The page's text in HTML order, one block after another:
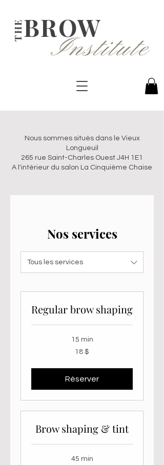
BROW
THE
Institute
Nous sommes situés dans le Vieux
Longueuil
265 rue Saint-Charles Ouest J4H 1E1
A l'intérieur du salon La Cinquième Chaise
Nos services
Tous les services
Regular brow shaping
15 min
18 $
Réserver
Brow shaping & tint
45 min